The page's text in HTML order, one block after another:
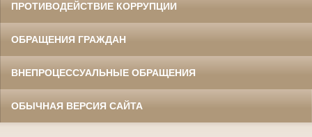
ПРОТИВОДЕЙСТВИЕ КОРРУПЦИИ
ОБРАЩЕНИЯ ГРАЖДАН
ВНЕПРОЦЕССУАЛЬНЫЕ ОБРАЩЕНИЯ
ОБЫЧНАЯ ВЕРСИЯ САЙТА